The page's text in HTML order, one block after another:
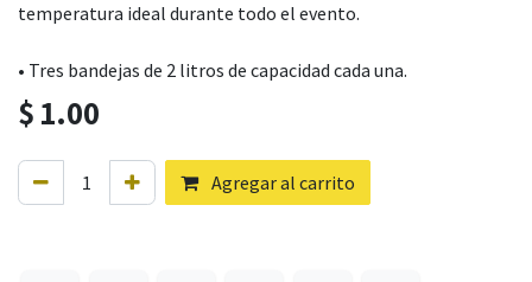
temperatura ideal durante todo el evento.
• Tres bandejas de 2 litros de capacidad cada una.
$1.00
Agregar al carrito